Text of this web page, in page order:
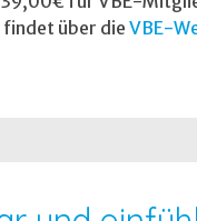
findet über die VBE-